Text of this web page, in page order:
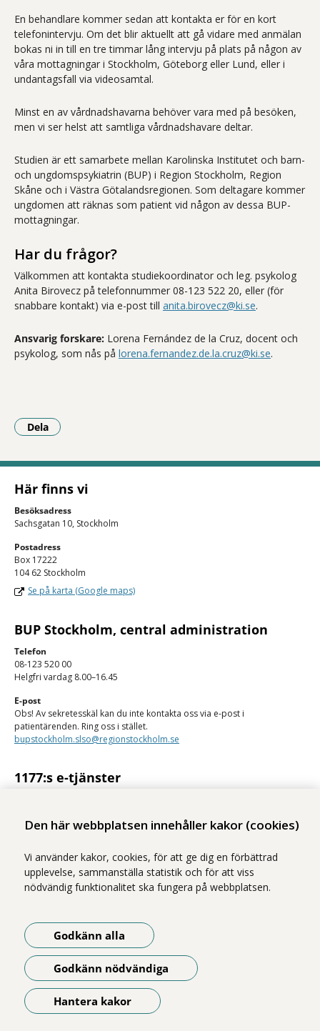
Den här webbplatsen innehåller kakor (cookies)
Vi använder kakor, cookies, för att ge dig en förbättrad
upplevelse, sammanställa statistik och för att viss
nödvändig funktionalitet ska fungera på webbplatsen.
Godkänn alla
Godkänn nödvändiga
Hantera kakor
En behandlare kommer sedan att kontakta er för en kort
telefonintervju. Om det blir aktuellt att gå vidare med anmälan
bokas ni in till en tre timmar lång intervju på plats på någon av
våra mottagningar i Stockholm, Göteborg eller Lund, eller i
undantagsfall via videosamtal.
Minst en av vårdnadshavarna behöver vara med på besöken,
men vi ser helst att samtliga vårdnadshavare deltar.
Studien är ett samarbete mellan Karolinska Institutet och barn-
och ungdomspsykiatrin (BUP) i Region Stockholm, Region
Skåne och i Västra Götalandsregionen. Som deltagare kommer
ungdomen att räknas som patient vid någon av dessa BUP-
mottagningar.
Har du frågor?
Välkommen att kontakta studiekoordinator och leg. psykolog
Anita Birovecz på telefonnummer 08-123 522 20, eller (för
snabbare kontakt) via e-post till anita.birovecz@ki.se.
Ansvarig forskare: Lorena Fernández de la Cruz, docent och
psykolog, som nås på lorena.fernandez.de.la.cruz@ki.se.
Dela
- Klicka för att öppna delningsalternativ.
Här finns vi
Besöksadress
Sachsgatan 10, Stockholm
Postadress
Box 17222
104 62 Stockholm
Se på karta (Google maps)
BUP Stockholm, central administration
Telefon
08-123 520 00
Helgfri vardag 8.00–16.45
E-post
Obs! Av sekretesskäl kan du inte kontakta oss via e-post i
patientärenden. Ring oss i stället.
bupstockholm.slso@regionstockholm.se
1177:s e-tjänster
Logga in på 1177
Vi ingår i Stockholms läns sjukvårdsområde som erbjuder hälso- och
sjukvård i Region Stockholms regi.
Illustrationerna på webbplatsen är gjorda av Magnus Marklund. Foton
är tagna av Yanan Li, om inget annat anges.
Om webbplatsen